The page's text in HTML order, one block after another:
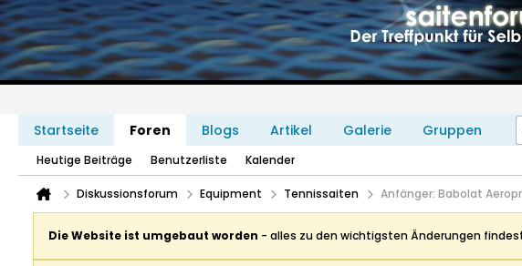
Startseite Foren Blogs Artikel Galerie Gruppen
Heutige Beiträge Benutzerliste Kalender
Diskussionsforum Equipment Tennissaiten Anfänger: Babolat
Die Website ist umgebaut worden - alles zu den wichtigsten Änderungen